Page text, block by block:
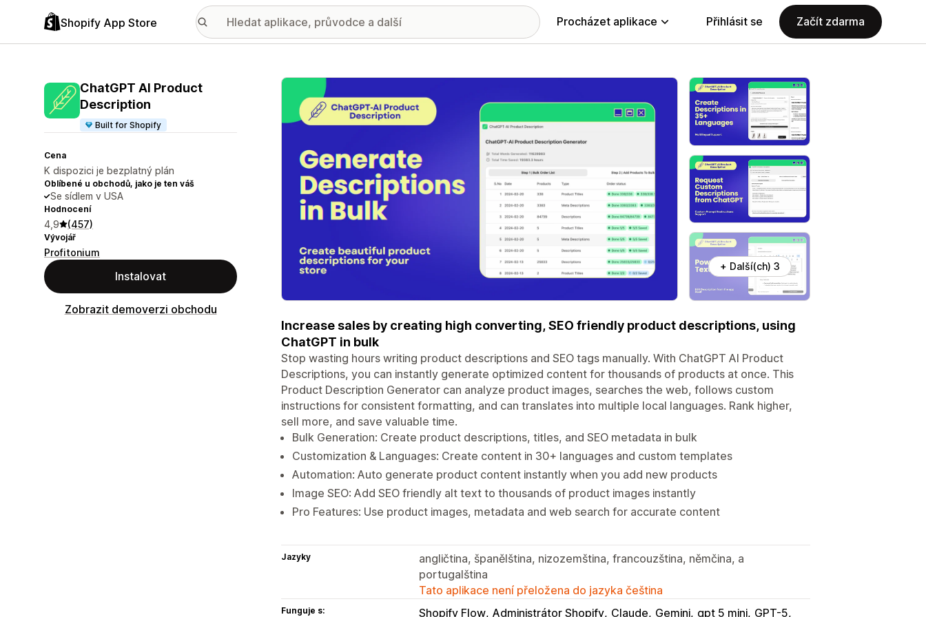
Shopify App Store Procházet aplikace Přihlásit se Začít zdarma
ChatGPT AI Product
Description
Built for Shopify
Cena
K dispozici je bezplatný plán
Oblíbené u obchodů, jako je ten váš
Se sídlem v USA
Hodnocení
4,9 (457)
Vývojář
Profitonium
Instalovat
Zobrazit demoverzi obchodu
Galerie propagovaných obrázků
+ Další(ch) 3
Increase sales by creating high converting, SEO friendly product descriptions, using
ChatGPT in bulk
Stop wasting hours writing product descriptions and SEO tags manually. With ChatGPT AI Product
Descriptions, you can instantly generate optimized content for thousands of products at once. This
Product Description Generator can analyze product images, searches the web, follows custom
instructions for consistent formatting, and can translates into multiple local languages. Rank higher,
sell more, and save valuable time.
Bulk Generation: Create product descriptions, titles, and SEO metadata in bulk
Customization & Languages: Create content in 30+ languages and custom templates
Automation: Auto generate product content instantly when you add new products
Image SEO: Add SEO friendly alt text to thousands of product images instantly
Pro Features: Use product images, metadata and web search for accurate content
Jazyky
angličtina, španělština, nizozemština, francouzština, němčina, a
portugalština
Tato aplikace není přeložena do jazyka čeština
Funguje s: Shopify Flow Administrátor Shopify Claude Gemini gpt 5 mini GPT-5